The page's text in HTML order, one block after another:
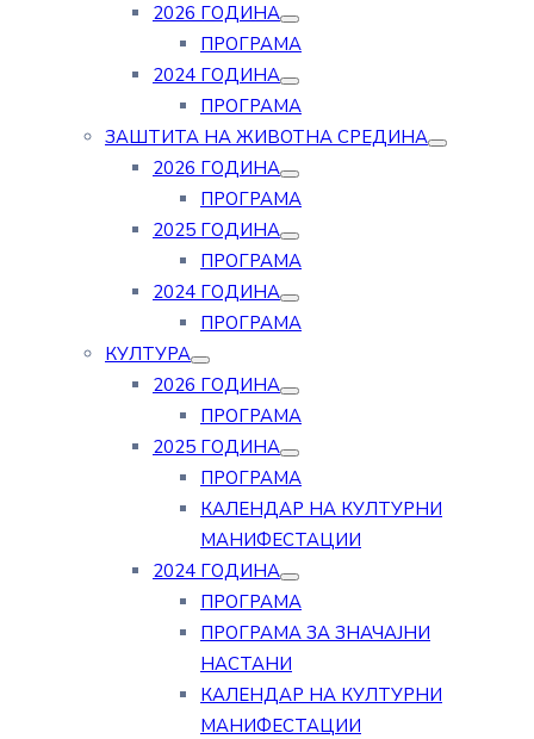
2026 ГОДИНА
ПРОГРАМА
2024 ГОДИНА
ПРОГРАМА
ЗАШТИТА НА ЖИВОТНА СРЕДИНА
2026 ГОДИНА
ПРОГРАМА
2025 ГОДИНА
ПРОГРАМА
2024 ГОДИНА
ПРОГРАМА
КУЛТУРА
2026 ГОДИНА
ПРОГРАМА
2025 ГОДИНА
ПРОГРАМА
КАЛЕНДАР НА КУЛТУРНИ
МАНИФЕСТАЦИИ
2024 ГОДИНА
ПРОГРАМА
ПРОГРАМА ЗА ЗНАЧАЈНИ
НАСТАНИ
КАЛЕНДАР НА КУЛТУРНИ
МАНИФЕСТАЦИИ